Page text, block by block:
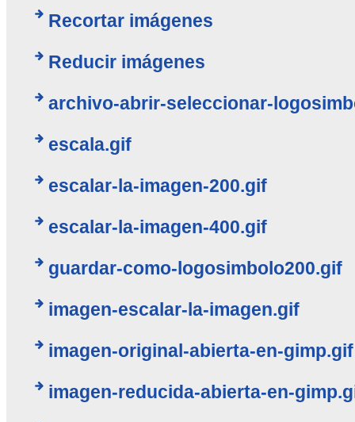
Recortar imágenes
Reducir imágenes
archivo-abrir-seleccionar-
escala.gif
escalar-la-imagen-200.gif
escalar-la-imagen-400.gif
guardar-como-logosimbolo200.gif
imagen-escalar-la-imagen.gif
imagen-original-abierta-en-gimp.gif
imagen-reducida-abierta-en-